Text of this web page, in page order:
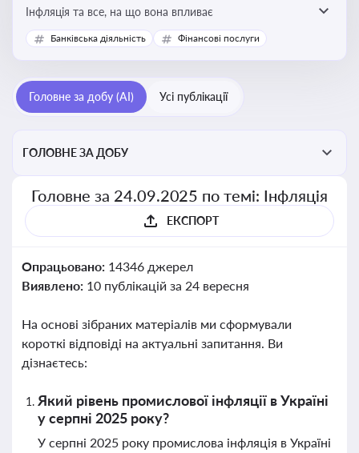
Інфляція та все, на що вона впливає
Банківська діяльність Фінансові послуги
Головне за добу (AI) Усі публікації
ГОЛОВНЕ ЗА ДОБУ
Головне за 24.09.2025 по темі: Інфляція
ЕКСПОРТ
Опрацьовано: 14346 джерел
Виявлено: 10 публікацій за 24 вересня
На основі зібраних матеріалів ми сформували
короткі відповіді на актуальні запитання. Ви
дізнаєтесь:
Який рівень промислової інфляції в Україні
у серпні 2025 року?
У серпні 2025 року промислова інфляція в Україні